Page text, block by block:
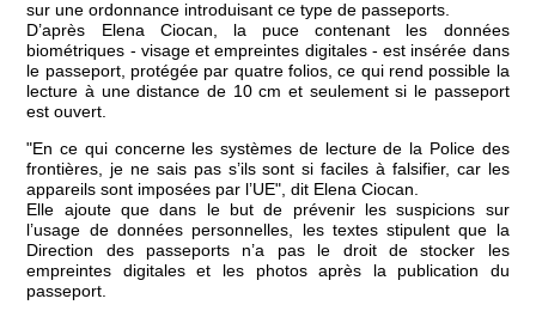
sur une ordonnance introduisant ce type de passeports.
D’après Elena Ciocan, la puce contenant les données
biométriques - visage et empreintes digitales - est insérée dans
le passeport, protégée par quatre folios, ce qui rend possible la
lecture à une distance de 10 cm et seulement si le passeport
est ouvert.
"En ce qui concerne les systèmes de lecture de la Police des
frontières, je ne sais pas s’ils sont si faciles à falsifier, car les
appareils sont imposées par l’UE", dit Elena Ciocan.
Elle ajoute que dans le but de prévenir les suspicions sur
l’usage de données personnelles, les textes stipulent que la
Direction des passeports n’a pas le droit de stocker les
empreintes digitales et les photos après la publication du
passeport.